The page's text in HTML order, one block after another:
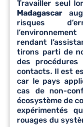
Travailler seul
Madagascar
risques
rendant
tirons parti de
des
contacts. Il est
car le pays
cas de non-
écosystème de
expérimentés
rouages du